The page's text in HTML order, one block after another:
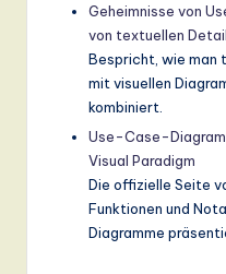
Geheimnisse von
von textuellen
Bespricht, wie
mit visuellen
kombiniert.
Use-Case-
Visual Paradigm
Die offizielle Seite
Funktionen und
Diagramme